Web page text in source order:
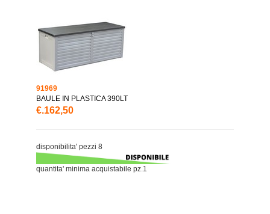
91969
BAULE IN PLASTICA 390LT
€.162,50
disponibilita' pezzi 8
quantita' minima acquistabile pz.1